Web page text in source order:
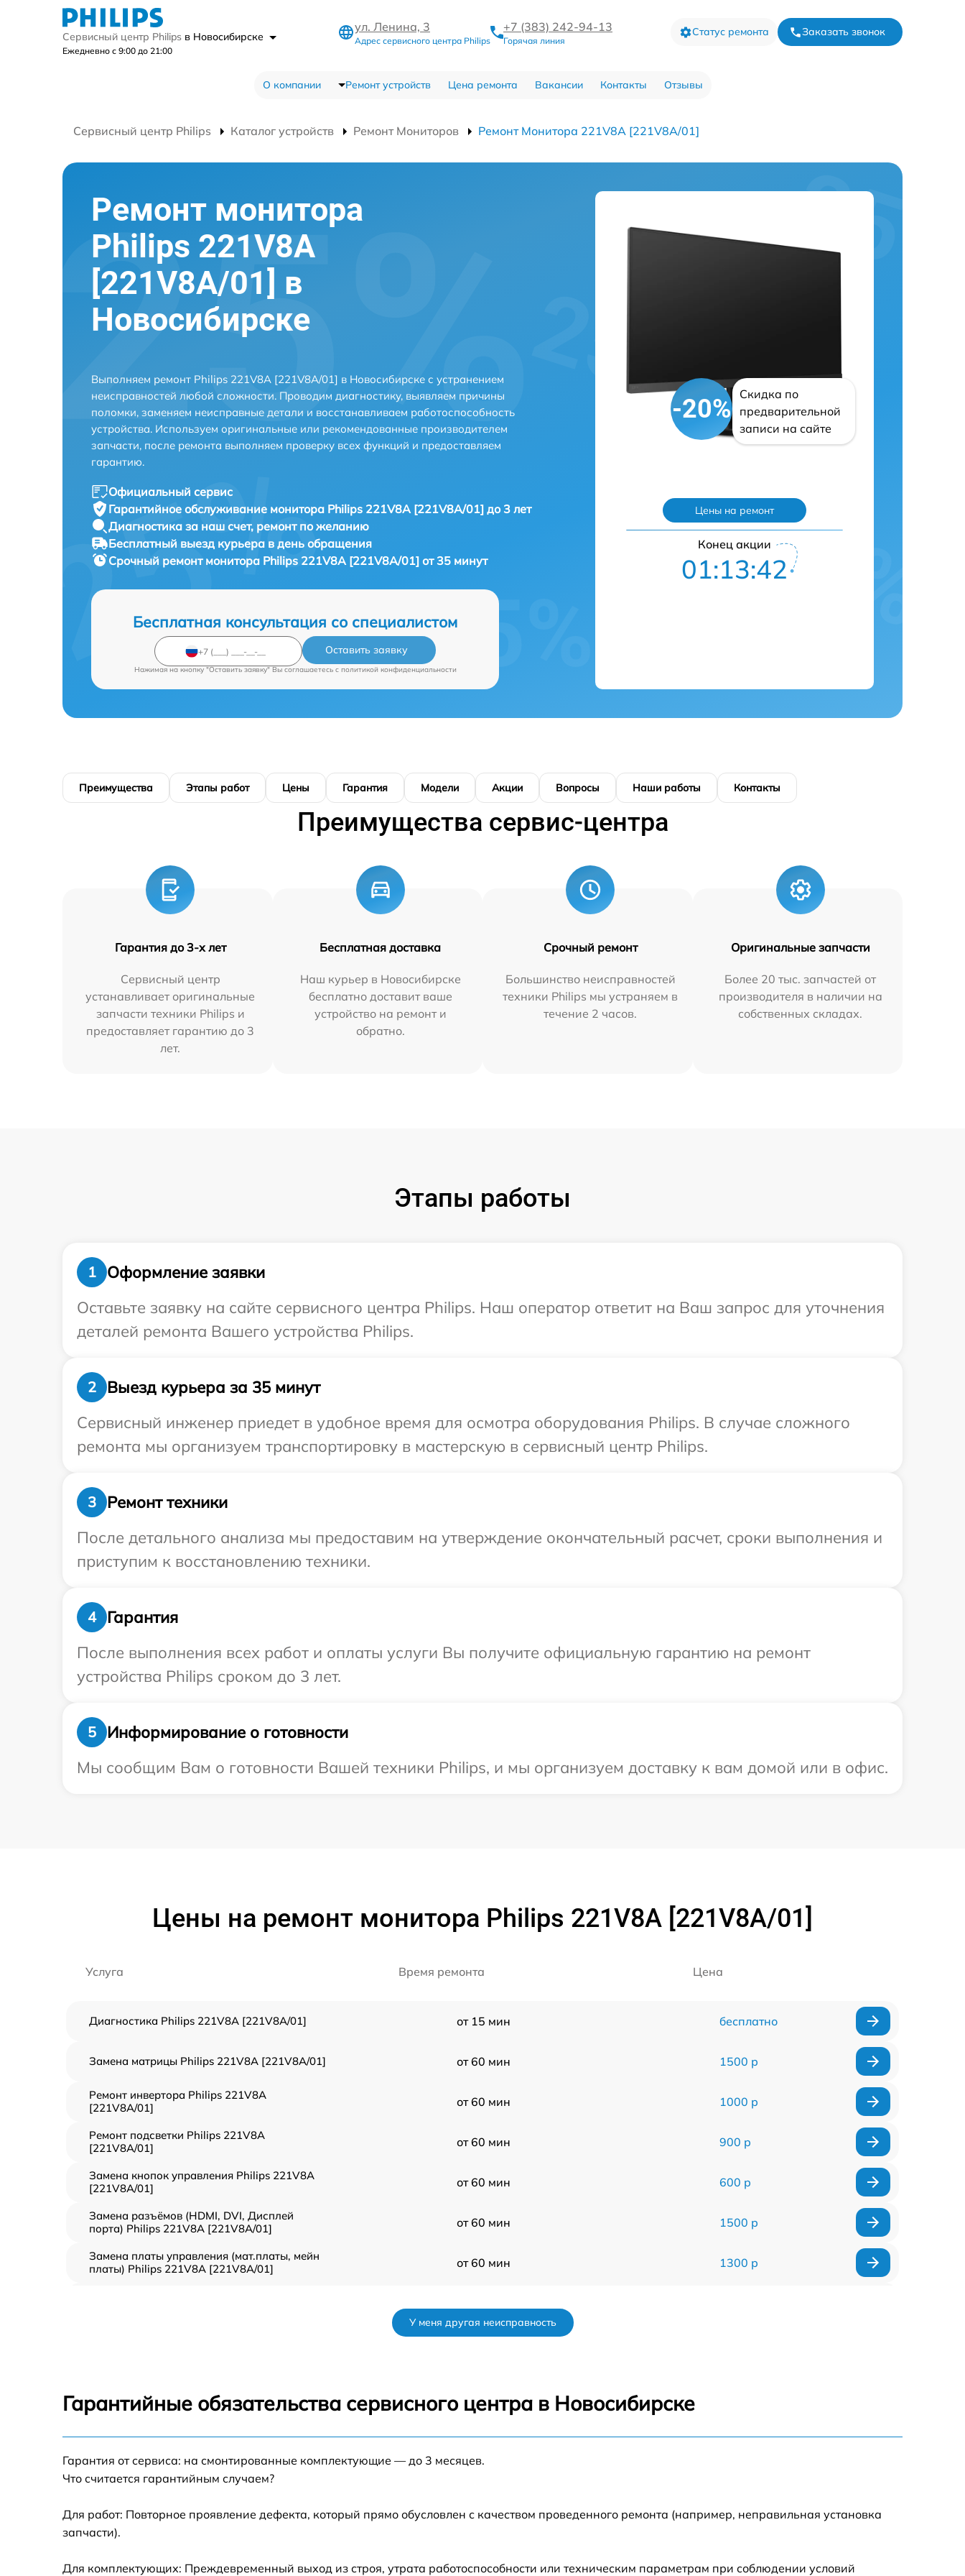
Сервисный центр Philips в Новосибирске
Ежедневно с 9:00 до 21:00
ул. Ленина, 3
Адрес сервисного центра Philips
+7 (383) 242-94-13
Горячая линия
Статус ремонта Заказать звонок
О компании Ремонт устройств Цена ремонта Вакансии Контакты Отзывы
Сервисный центр Philips Каталог устройств Ремонт Мониторов Ремонт Монитора 221V8A [221V8A/01]
Ремонт монитора
Philips 221V8A
[221V8A/01] в
Новосибирске
Выполняем ремонт Philips 221V8A [221V8A/01] в Новосибирске с устранением
неисправностей любой сложности. Проводим диагностику, выявляем причины
поломки, заменяем неисправные детали и восстанавливаем работоспособность
устройства. Используем оригинальные или рекомендованные производителем
запчасти, после ремонта выполняем проверку всех функций и предоставляем
гарантию.
Официальный сервис
Гарантийное обслуживание монитора Philips 221V8A [221V8A/01] до 3 лет
Диагностика за наш счет, ремонт по желанию
Бесплатный выезд курьера в день обращения
Срочный ремонт монитора Philips 221V8A [221V8A/01] от 35 минут
Бесплатная консультация со специалистом
Оставить заявку
Нажимая на кнопку "Оставить заявку" Вы соглашаетесь c политикой конфиденциальности
-20%
Скидка по
предварительной
записи на сайте
Цены на ремонт
Конец акции
01:13:41
Преимущества Этапы работ Цены Гарантия Модели Акции Вопросы Наши работы Контакты
Преимущества сервис-центра
Гарантия до 3-х лет
Сервисный центр
устанавливает оригинальные
запчасти техники Philips и
предоставляет гарантию до 3
лет.
Бесплатная доставка
Наш курьер в Новосибирске
бесплатно доставит ваше
устройство на ремонт и
обратно.
Срочный ремонт
Большинство неисправностей
техники Philips мы устраняем в
течение 2 часов.
Оригинальные запчасти
Более 20 тыс. запчастей от
производителя в наличии на
собственных складах.
Этапы работы
1
Оформление заявки
Оставьте заявку на сайте сервисного центра Philips. Наш оператор ответит на Ваш запрос для уточнения
деталей ремонта Вашего устройства Philips.
2
Выезд курьера за 35 минут
Сервисный инженер приедет в удобное время для осмотра оборудования Philips. В случае сложного
ремонта мы организуем транспортировку в мастерскую в сервисный центр Philips.
3
Ремонт техники
После детального анализа мы предоставим на утверждение окончательный расчет, сроки выполнения и
приступим к восстановлению техники.
4
Гарантия
После выполнения всех работ и оплаты услуги Вы получите официальную гарантию на ремонт
устройства Philips сроком до 3 лет.
5
Информирование о готовности
Мы сообщим Вам о готовности Вашей техники Philips, и мы организуем доставку к вам домой или в офис.
Цены на ремонт монитора Philips 221V8A [221V8A/01]
Услуга Время ремонта Цена
Диагностика Philips 221V8A [221V8A/01] от 15 мин бесплатно
Замена матрицы Philips 221V8A [221V8A/01] от 60 мин 1500 р
Ремонт инвертора Philips 221V8A
[221V8A/01]
от 60 мин 1000 р
Ремонт подсветки Philips 221V8A
[221V8A/01]
от 60 мин 900 р
Замена кнопок управления Philips 221V8A
[221V8A/01]
от 60 мин 600 р
Замена разъёмов (HDMI, DVI, Дисплей
порта) Philips 221V8A [221V8A/01]
от 60 мин 1500 р
Замена платы управления (мат.платы, мейн
платы) Philips 221V8A [221V8A/01]
от 60 мин 1300 р
Замена блока питания Philips 221V8A
[221V8A/01]
от 60 мин
221V8A [221V8A/01]
У меня другая неисправность
Гарантийные обязательства сервисного центра в Новосибирске
Гарантия от сервиса: на смонтированные комплектующие — до 3 месяцев.
Что считается гарантийным случаем?
Для работ: Повторное проявление дефекта, который прямо обусловлен с качеством проведенного ремонта (например, неправильная установка
запчасти).
Для комплектующих: Преждевременный выход из строя, утрата работоспособности или техническим параметрам при соблюдении условий